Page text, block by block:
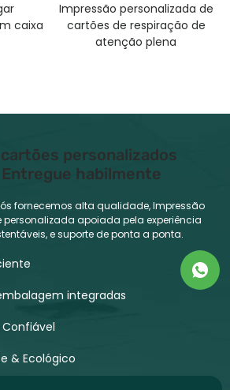
caixa
Impressão personalizada de
cartões de respiração de
atenção plena
personalizados
habilmente
fornecemos alta qualidade, Impressão
personalizada apoiada pela experiência
e suporte de ponta a ponta.
integradas
& Ecológico